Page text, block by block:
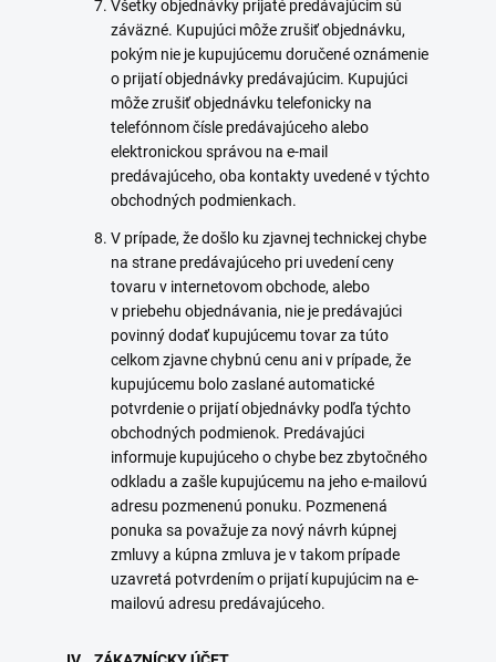
Všetky objednávky prijaté predávajúcim sú
záväzné. Kupujúci môže zrušiť objednávku,
pokým nie je kupujúcemu doručené oznámenie
o prijatí objednávky predávajúcim. Kupujúci
môže zrušiť objednávku telefonicky na
telefónnom čísle predávajúceho alebo
elektronickou správou na e-mail
predávajúceho, oba kontakty uvedené v týchto
obchodných podmienkach.
V prípade, že došlo ku zjavnej technickej chybe
na strane predávajúceho pri uvedení ceny
tovaru v internetovom obchode, alebo
v priebehu objednávania, nie je predávajúci
povinný dodať kupujúcemu tovar za túto
celkom zjavne chybnú cenu ani v prípade, že
kupujúcemu bolo zaslané automatické
potvrdenie o prijatí objednávky podľa týchto
obchodných podmienok. Predávajúci
informuje kupujúceho o chybe bez zbytočného
odkladu a zašle kupujúcemu na jeho e-mailovú
adresu pozmenenú ponuku. Pozmenená
ponuka sa považuje za nový návrh kúpnej
zmluvy a kúpna zmluva je v takom prípade
uzavretá potvrdením o prijatí kupujúcim na e-
mailovú adresu predávajúceho.